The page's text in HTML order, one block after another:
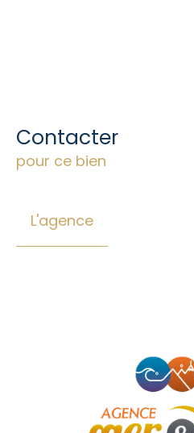
Contacter
pour ce bien
L'agence